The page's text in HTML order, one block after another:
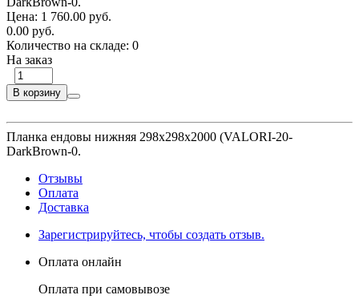
Цена: 1 760.00 руб.
0.00 руб.
Количество на складе: 0
На заказ
В корзину
Планка ендовы нижняя 298х298х2000 (VALORI-20-
DarkBrown-0.
Отзывы
Оплата
Доставка
Зарегистрируйтесь, чтобы создать отзыв.
Оплата онлайн
Оплата при самовывозе